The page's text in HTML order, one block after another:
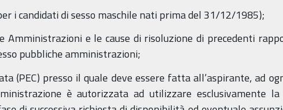
i candidati di sesso maschile nati prima del 31/12/1985);
e le cause di risoluzione di precedenti
pubbliche amministrazioni;
(PEC) presso il quale deve essere fatta all’aspirante, ad
è autorizzata ad utilizzare esclusivamente